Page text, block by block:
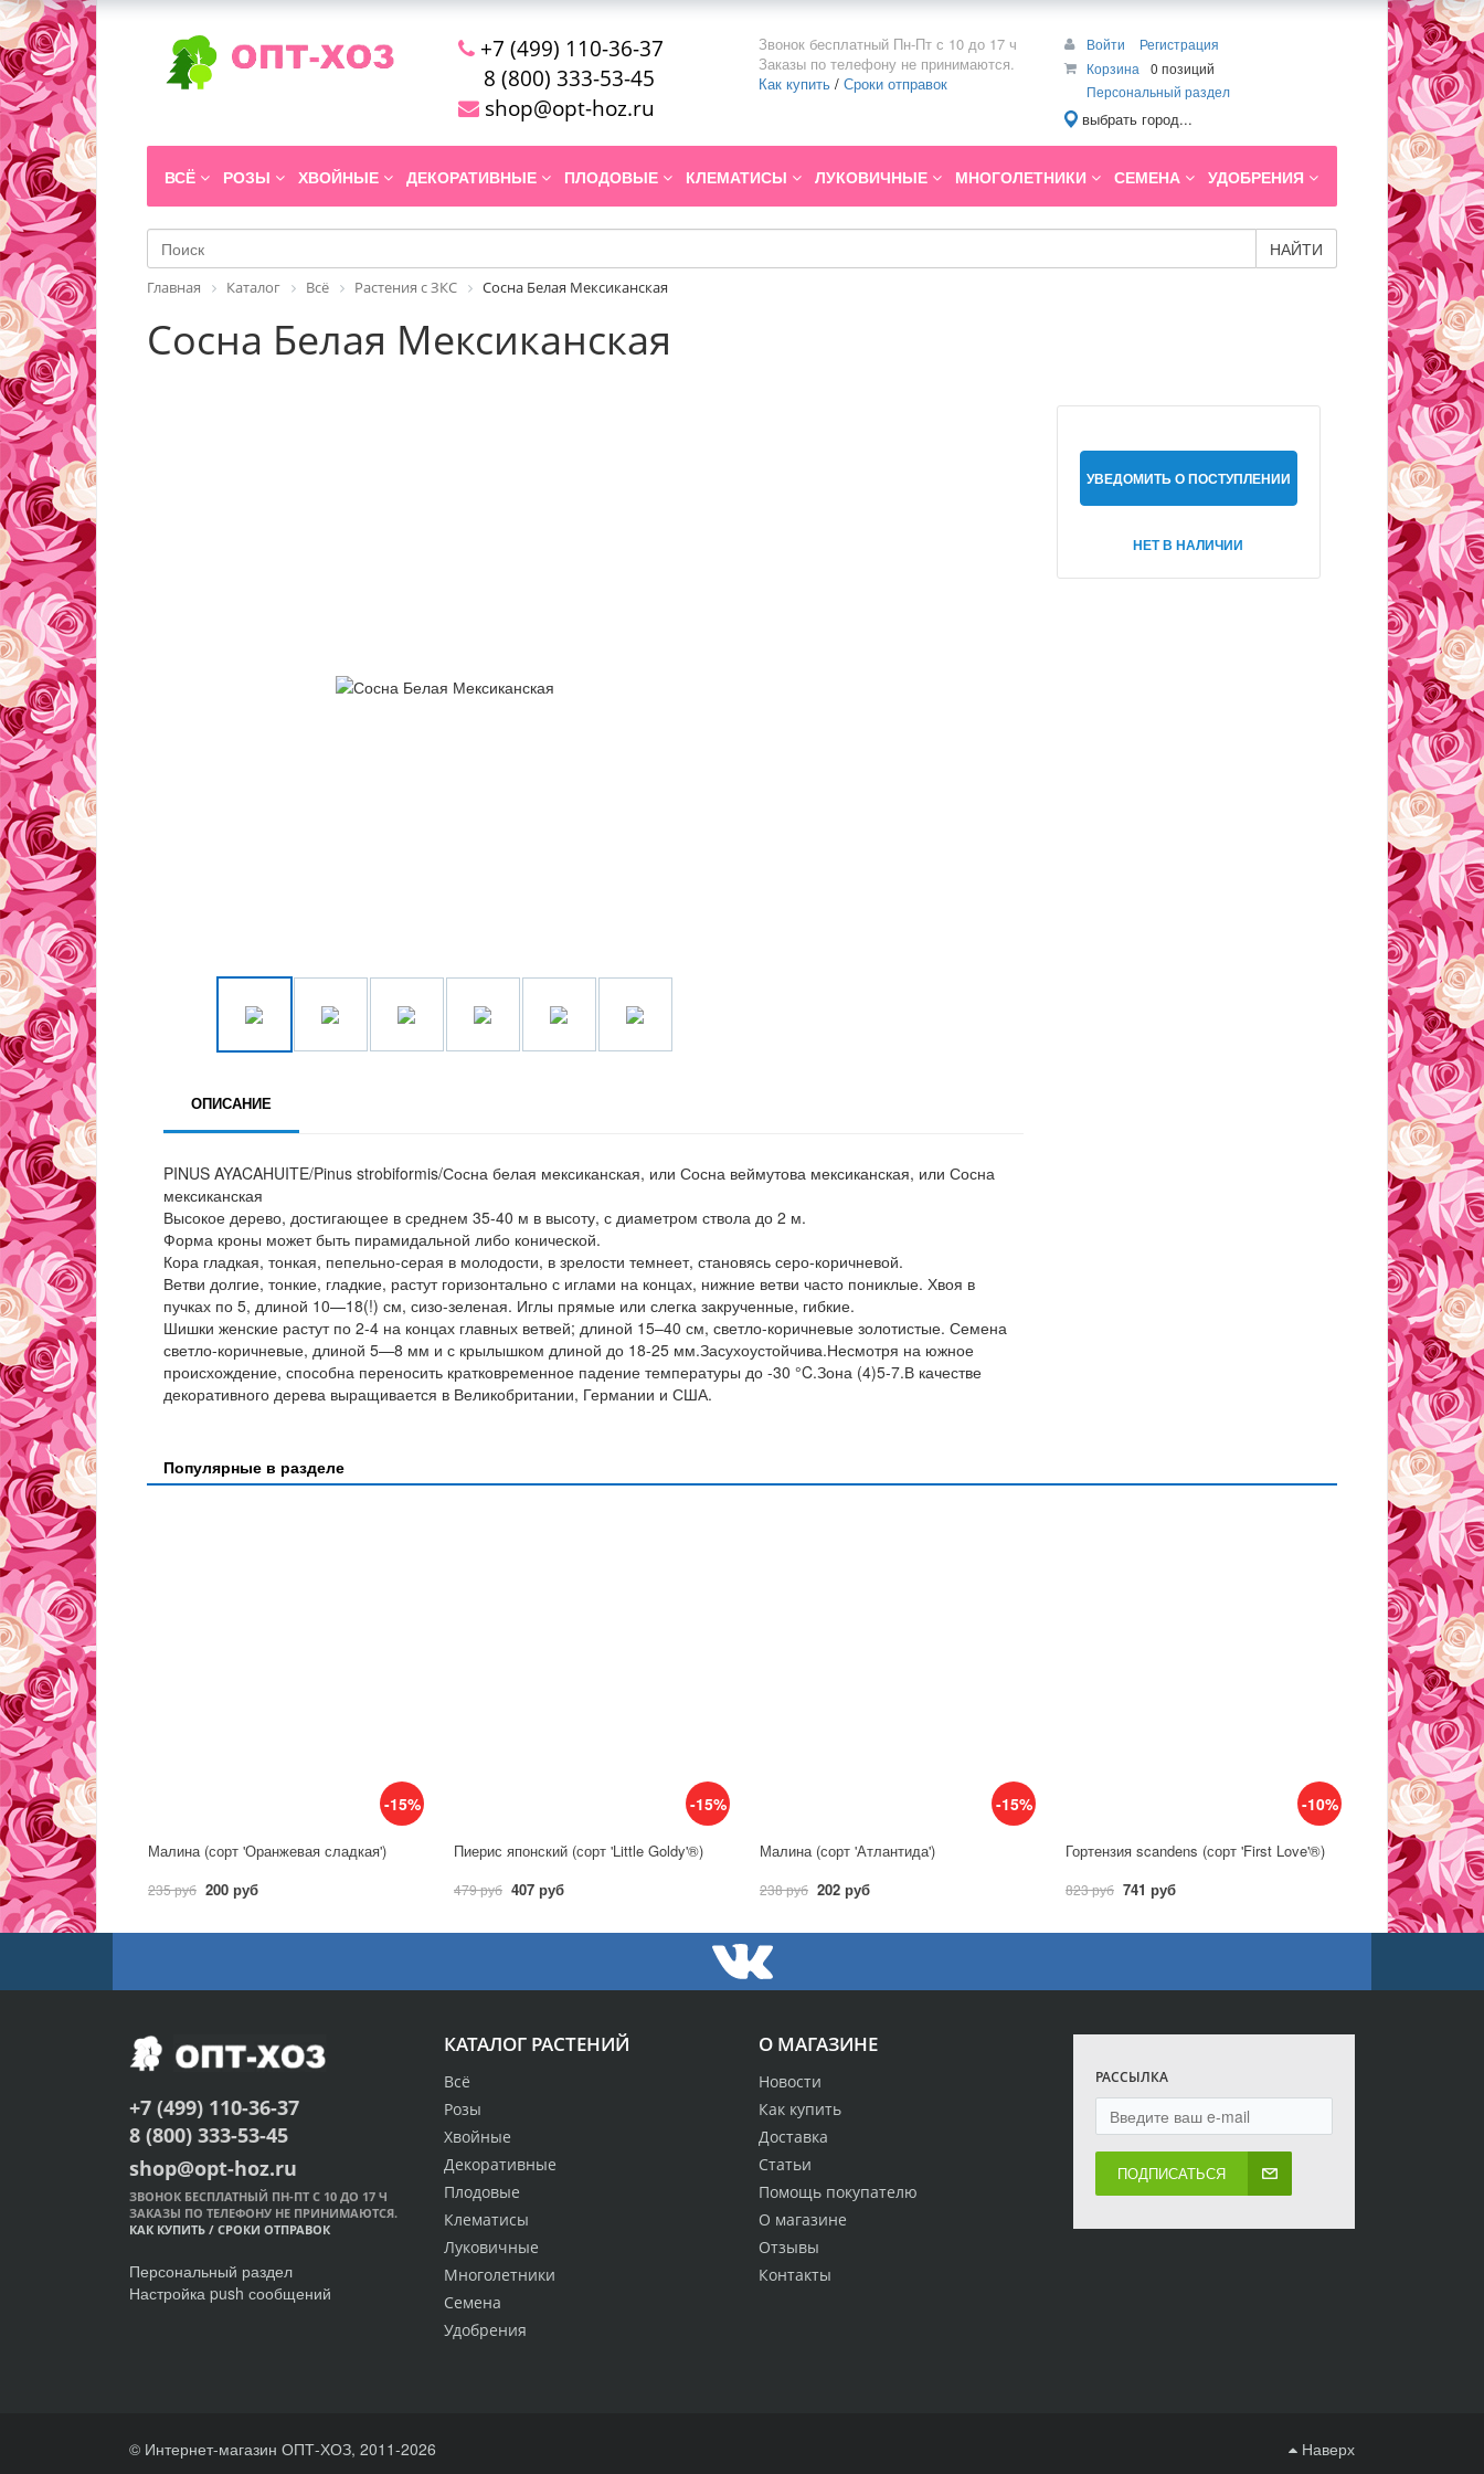
+7 (499) 110-36-37
8 (800) 333-53-45
shop@opt-hoz.ru
Звонок бесплатный Пн-Пт с 10 до 17 ч
Заказы по телефону не принимаются.
Как купить / Сроки отправок
Войти
Регистрация
Корзина
0 позиций
Персональный раздел
выбрать город...
ВСЁ РОЗЫ ХВОЙНЫЕ ДЕКОРАТИВНЫЕ ПЛОДОВЫЕ КЛЕМАТИСЫ ЛУКОВИЧНЫЕ МНОГОЛЕТНИКИ СЕМЕНА УДОБРЕНИЯ
НАЙТИ
Главная Каталог Всё Растения с ЗКС Сосна Белая Мексиканская
Сосна Белая Мексиканская
УВЕДОМИТЬ О ПОСТУПЛЕНИИ
НЕТ В НАЛИЧИИ
ОПИСАНИЕ
PINUS AYACAHUITE/Pinus strobiformis/Сосна белая мексиканская, или Сосна веймутова мексиканская, или Сосна
мексиканская
Высокое дерево, достигающее в среднем 35-40 м в высоту, с диаметром ствола до 2 м.
Форма кроны может быть пирамидальной либо конической.
Кора гладкая, тонкая, пепельно-серая в молодости, в зрелости темнеет, становясь серо-коричневой.
Ветви долгие, тонкие, гладкие, растут горизонтально с иглами на концах, нижние ветви часто пониклые. Хвоя в
пучках по 5, длиной 10—18(!) см, сизо-зеленая. Иглы прямые или слегка закрученные, гибкие.
Шишки женские растут по 2-4 на концах главных ветвей; длиной 15–40 см, светло-коричневые золотистые. Семена
светло-коричневые, длиной 5—8 мм и с крылышком длиной до 18-25 мм.Засухоустойчива.Несмотря на южное
происхождение, способна переносить кратковременное падение температуры до -30 °C.Зона (4)5-7.В качестве
декоративного дерева выращивается в Великобритании, Германии и США.
Популярные в разделе
-15%
Малина (сорт 'Оранжевая сладкая')
235 руб 200 руб
-15%
Пиерис японский (сорт 'Little Goldy'®)
479 руб 407 руб
-15%
Малина (сорт 'Атлантида')
238 руб 202 руб
-10%
Гортензия scandens (сорт 'First Love'®)
823 руб 741 руб
О МАГАЗИНЕ
Новости
Как купить
Доставка
Статьи
Помощь покупателю
О магазине
Отзывы
Контакты
КАТАЛОГ РАСТЕНИЙ
Всё
Розы
Хвойные
Декоративные
Плодовые
Клематисы
Луковичные
Многолетники
Семена
Удобрения
РАССЫЛКА
ПОДПИСАТЬСЯ
+7 (499) 110-36-37
8 (800) 333-53-45
shop@opt-hoz.ru
ЗВОНОК БЕСПЛАТНЫЙ ПН-ПТ С 10 ДО 17 Ч
ЗАКАЗЫ ПО ТЕЛЕФОНУ НЕ ПРИНИМАЮТСЯ.
КАК КУПИТЬ / СРОКИ ОТПРАВОК
Персональный раздел
Настройка push сообщений
© Интернет-магазин ОПТ-ХОЗ, 2011-2026 Наверх